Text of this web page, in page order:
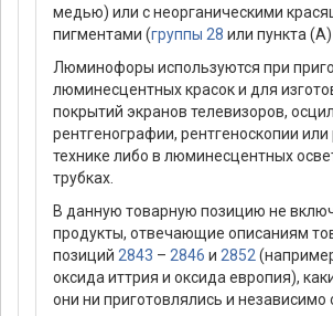
медью) или с неорганическими
пигментами (группы 28 или пункта
Люминофоры используются при
люминесцентных красок и для
покрытий экранов телевизоров,
рентгенографии, рентгеноскопии
технике либо в люминесцентных
трубках.
В данную товарную позицию не
продукты, отвечающие описаниям
позиций 2843 – 2846 и 2852
оксида иттрия и оксида европия),
они ни приготовлялись и независимо